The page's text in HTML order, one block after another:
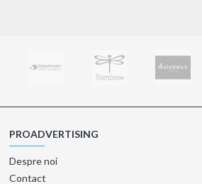
PROADVERTISING
Despre noi
Contact